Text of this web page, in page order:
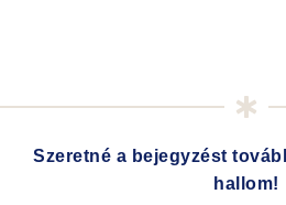
Szeretné a bejegyzést
hallom!